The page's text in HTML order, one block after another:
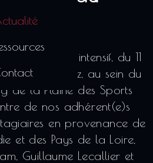
2022
de stage intensif, du 11
Douarnenez, au sein du
de la Plaine des Sports
de nos adhérent(e)s
en provenance de
et des Pays de la Loire,
Guillaume Lecallier et